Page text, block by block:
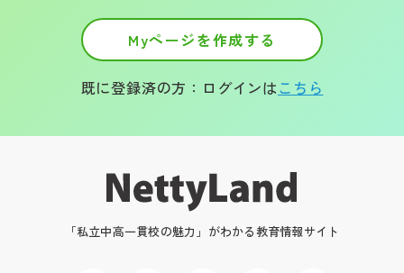
Myページを作成する
既に登録済の方：ログインはこちら
「私立中高一貫校の魅力」がわかる教育情報サイト